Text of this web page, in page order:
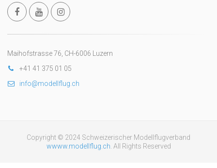
Maihofstrasse 76, CH-6006 Luzern
+41 41 375 01 05
info@modellflug.ch
Copyright © 2024 Schweizerischer Modellflugverband
wwww.modellflug.ch . All Rights Reserved